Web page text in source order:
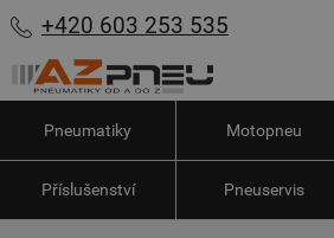
+420 603 253 535
Pneumatiky Motopneu
Příslušenství Pneuservis